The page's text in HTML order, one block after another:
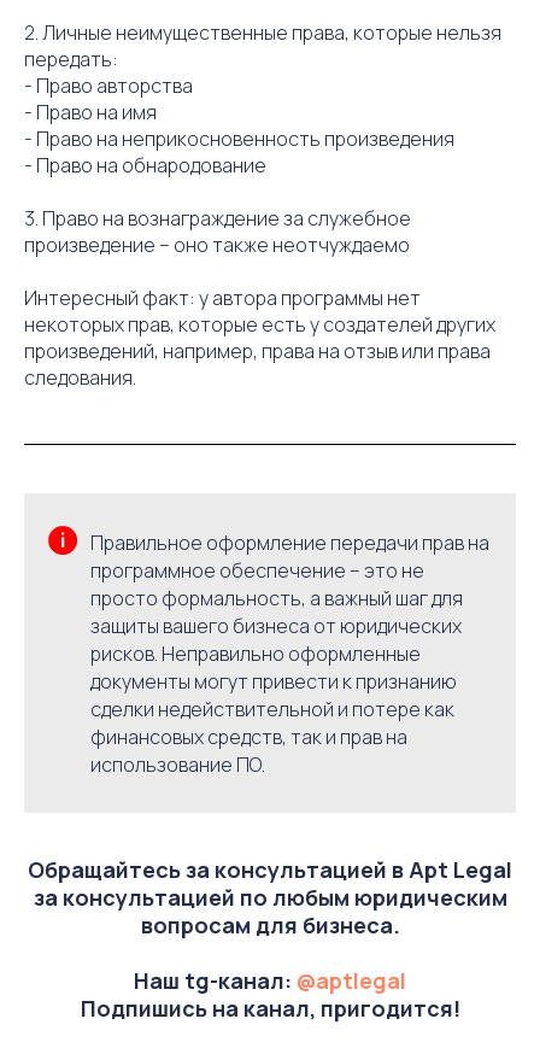
2. Личные неимущественные права, которые нельзя
передать:
- Право авторства
- Право на имя
- Право на неприкосновенность произведения
- Право на обнародование
3. Право на вознаграждение за служебное
произведение – оно также неотчуждаемо
Интересный факт: у автора программы нет
некоторых прав, которые есть у создателей других
произведений, например, права на отзыв или права
следования.
Правильное оформление передачи прав на
программное обеспечение – это не
просто формальность, а важный шаг для
защиты вашего бизнеса от юридических
рисков. Неправильно оформленные
документы могут привести к признанию
сделки недействительной и потере как
финансовых средств, так и прав на
использование ПО.
Обращайтесь за консультацией в Apt Legal
за консультацией по любым юридическим
вопросам для бизнеса.
Наш tg-канал: @aptlegal
Подпишись на канал, пригодится!